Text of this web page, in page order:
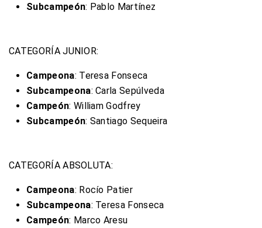
Subcampeón: Pablo Martínez
CATEGORÍA JUNIOR:
Campeona: Teresa Fonseca
Subcampeona: Carla Sepúlveda
Campeón: William Godfrey
Subcampeón: Santiago Sequeira
CATEGORÍA ABSOLUTA:
Campeona: Rocío Patier
Subcampeona: Teresa Fonseca
Campeón: Marco Aresu